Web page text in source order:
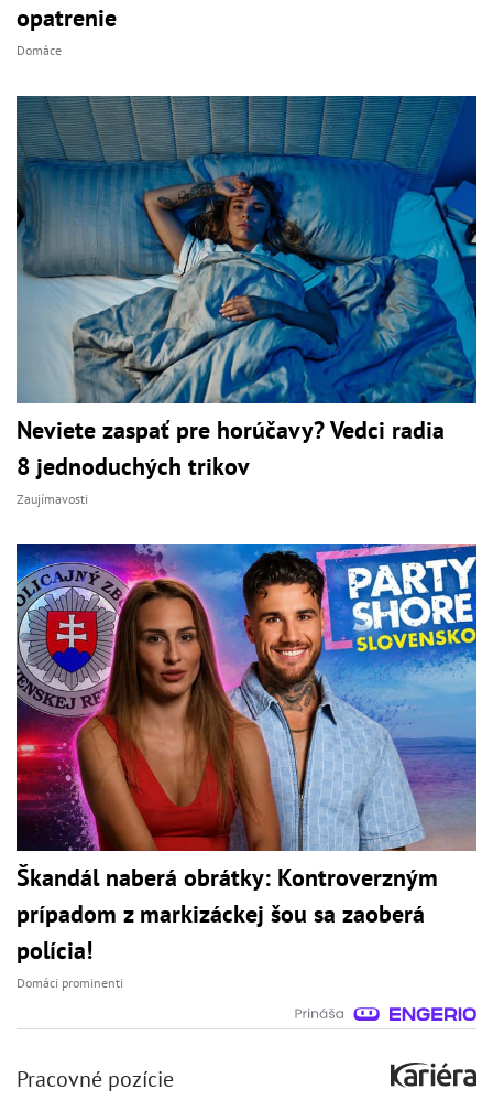
opatrenie
Domáce
Neviete zaspať pre horúčavy? Vedci radia
8 jednoduchých trikov
Zaujímavosti
Škandál naberá obrátky: Kontroverzným
prípadom z markizáckej šou sa zaoberá
polícia!
Domáci prominenti
Pracovné pozície